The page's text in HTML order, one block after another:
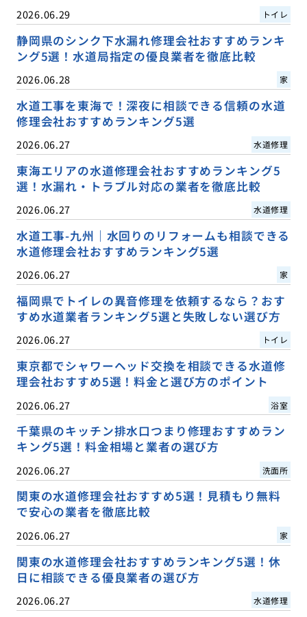
2026.06.29 トイレ
静岡県のシンク下水漏れ修理会社おすすめランキ
ング5選！水道局指定の優良業者を徹底比較
2026.06.28 家
水道工事を東海で！深夜に相談できる信頼の水道
修理会社おすすめランキング5選
2026.06.27 水道修理
東海エリアの水道修理会社おすすめランキング5
選！水漏れ・トラブル対応の業者を徹底比較
2026.06.27 水道修理
水道工事-九州｜水回りのリフォームも相談できる
水道修理会社おすすめランキング5選
2026.06.27 家
福岡県でトイレの異音修理を依頼するなら？おす
すめ水道業者ランキング5選と失敗しない選び方
2026.06.27 トイレ
東京都でシャワーヘッド交換を相談できる水道修
理会社おすすめ5選！料金と選び方のポイント
2026.06.27 浴室
千葉県のキッチン排水口つまり修理おすすめラン
キング5選！料金相場と業者の選び方
2026.06.27 洗面所
関東の水道修理会社おすすめ5選！見積もり無料
で安心の業者を徹底比較
2026.06.27 家
関東の水道修理会社おすすめランキング5選！休
日に相談できる優良業者の選び方
2026.06.27 水道修理